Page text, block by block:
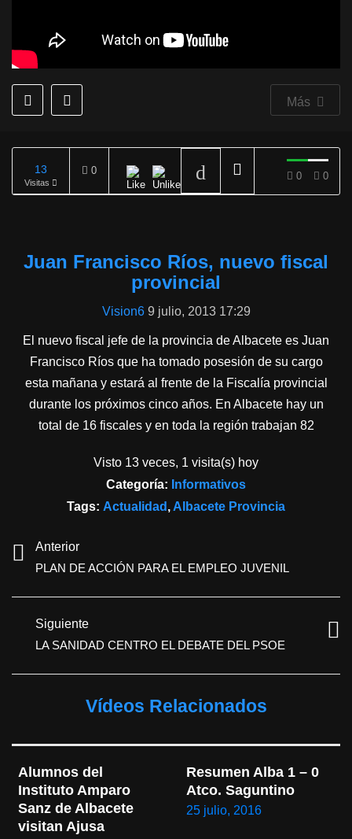
Más
13
Visitas
0 0 0
Juan Francisco Ríos, nuevo fiscal
provincial
Vision6 9 julio, 2013 17:29
El nuevo fiscal jefe de la provincia de Albacete es Juan
Francisco Ríos que ha tomado posesión de su cargo
esta mañana y estará al frente de la Fiscalía provincial
durante los próximos cinco años. En Albacete hay un
total de 16 fiscales y en toda la región trabajan 82
Visto 13 veces, 1 visita(s) hoy
Categoría: Informativos
Tags: Actualidad , Albacete Provincia
Anterior
PLAN DE ACCIÓN PARA EL EMPLEO JUVENIL
Siguiente
LA SANIDAD CENTRO EL DEBATE DEL PSOE
Vídeos Relacionados
Alumnos del
Instituto Amparo
Sanz de Albacete
visitan Ajusa
Resumen Alba 1 – 0
Atco. Saguntino
25 julio, 2016